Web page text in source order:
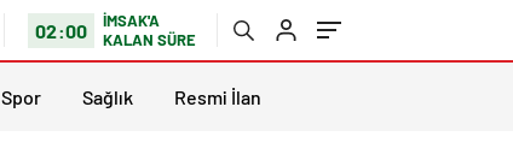
02:00
İMSAK'A
KALAN SÜRE
Spor Sağlık Resmi İlan